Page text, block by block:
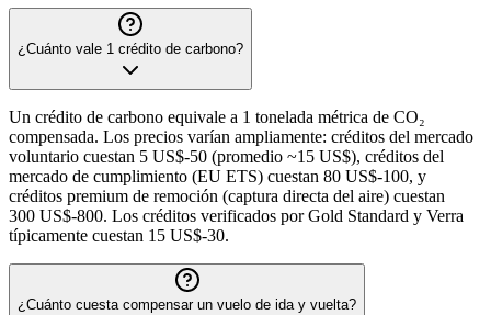
¿Cuánto vale 1 crédito de carbono?
Un crédito de carbono equivale a 1 tonelada métrica de CO₂
compensada. Los precios varían ampliamente: créditos del mercado
voluntario cuestan 5 US$-50 (promedio ~15 US$), créditos del
mercado de cumplimiento (EU ETS) cuestan 80 US$-100, y
créditos premium de remoción (captura directa del aire) cuestan
300 US$-800. Los créditos verificados por Gold Standard y Verra
típicamente cuestan 15 US$-30.
¿Cuánto cuesta compensar un vuelo de ida y vuelta?